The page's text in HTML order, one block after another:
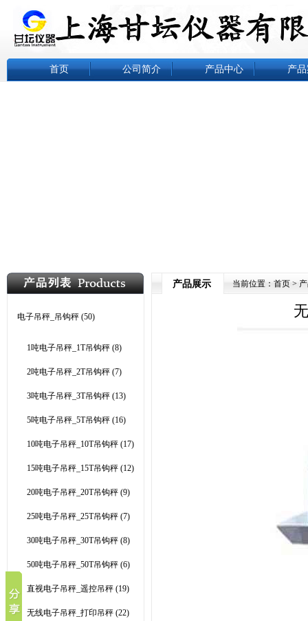
首页 公司简介 产品中心 产
电子吊秤_吊钩秤 (50)
1吨电子吊秤_1T吊钩秤 (8)
2吨电子吊秤_2T吊钩秤 (7)
3吨电子吊秤_3T吊钩秤 (13)
5吨电子吊秤_5T吊钩秤 (16)
10吨电子吊秤_10T吊钩秤 (17)
15吨电子吊秤_15T吊钩秤 (12)
20吨电子吊秤_20T吊钩秤 (9)
25吨电子吊秤_25T吊钩秤 (7)
30吨电子吊秤_30T吊钩秤 (8)
50吨电子吊秤_50T吊钩秤 (6)
直视电子吊秤_遥控吊秤 (19)
无线电子吊秤_打印吊秤 (22)
当前位置： 首页 >
产品展示